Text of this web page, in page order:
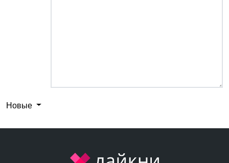
Новые